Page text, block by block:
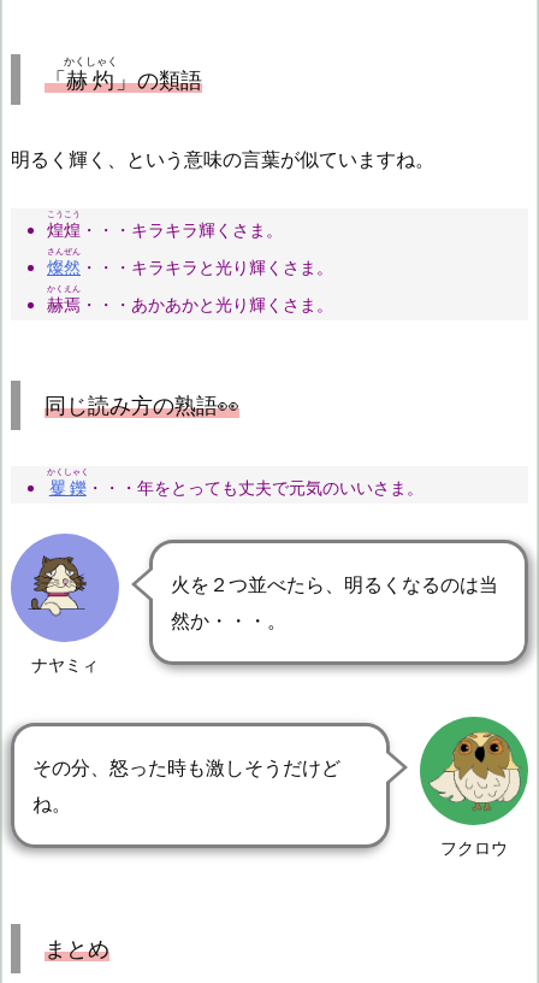
「赫灼
かくしゃく
」の類語
明るく輝く、という意味の言葉が似ていますね。
煌煌
こうこう
・・・キラキラ輝くさま。
燦然
さんぜん
・・・キラキラと光り輝くさま。
赫焉
かくえん
・・・あかあかと光り輝くさま。
同じ読み方の熟語👀
矍鑠
かくしゃく
・・・年をとっても丈夫で元気のいいさま。
ナヤミィ
火を２つ並べたら、明るくなるのは当
然か・・・。
フクロウ
その分、怒った時も激しそうだけど
ね。
まとめ